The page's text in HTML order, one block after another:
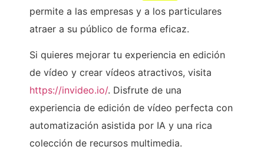
permite a las empresas y a los particulares
atraer a su público de forma eficaz.
Si quieres mejorar tu experiencia en edición
de vídeo y crear vídeos atractivos, visita
https://invideo.io/. Disfrute de una
experiencia de edición de vídeo perfecta con
automatización asistida por IA y una rica
colección de recursos multimedia.